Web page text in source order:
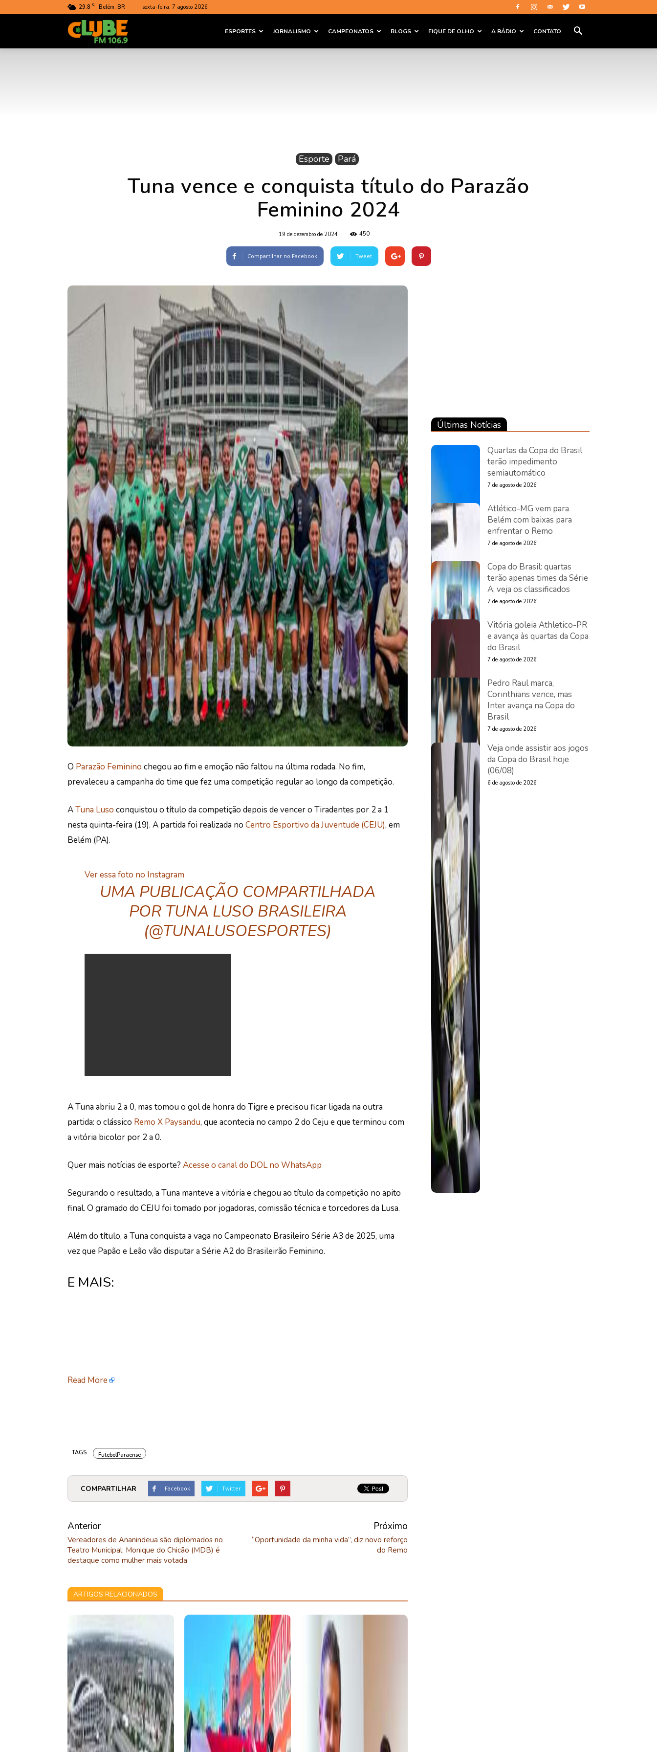
29.8 C Belém, BR sexta-feira, 7 agosto 2026
ESPORTES JORNALISMO CAMPEONATOS BLOGS FIQUE DE OLHO A RÁDIO CONTATO
Esporte Pará
Tuna vence e conquista título do Parazão
Feminino 2024
19 de dezembro de 2024 450
Compartilhar no Facebook Tweet
O Parazão Feminino chegou ao fim e emoção não faltou na última rodada. No fim,
prevaleceu a campanha do time que fez uma competição regular ao longo da competição.
ATuna Luso conquistou o título da competição depois de vencer o Tiradentes por 2 a 1
nesta quinta-feira (19). A partida foi realizada no Centro Esportivo da Juventude (CEJU), em
Belém (PA).
Ver essa foto no Instagram
UMA PUBLICAÇÃO COMPARTILHADA
POR TUNA LUSO BRASILEIRA
(@TUNALUSOESPORTES)
A Tuna abriu 2 a 0, mas tomou o gol de honra do Tigre e precisou ficar ligada na outra
partida: o clássico Remo X Paysandu, que acontecia no campo 2 do Ceju e queterminou com
a vitória bicolor por 2 a 0.
Quer mais notícias de esporte? Acesse o canal do DOL no WhatsApp
Segurando o resultado, aTuna manteve a vitória e chegou ao título da competição no apito
final. O gramado do CEJU foi tomado por jogadoras, comissão técnica e torcedores da Lusa.
Além do título, aTuna conquista a vaga no Campeonato Brasileiro Série A3 de 2025, uma
vez que Papão e Leão vão disputar a Série A2 do Brasileirão Feminino.
E MAIS:
Read More
TAGS FutebolParaense
COMPARTILHAR Facebook Twitter
Anterior
Vereadores de Ananindeua são diplomados no
Teatro Municipal; Monique do Chicão (MDB) é
destaque como mulher mais votada
Próximo
“Oportunidade da minha vida”, diz novo reforço
do Remo
ARTIGOS RELACIONADOS
Últimas Notícias
Quartas da Copa do Brasil
terão impedimento
semiautomático
7 de agosto de 2026
Atlético-MG vem para
Belém com baixas para
enfrentar o Remo
7 de agosto de 2026
Copa do Brasil: quartas
terão apenas times da Série
A; veja os classificados
7 de agosto de 2026
Vitória goleia Athletico-PR
e avança às quartas da Copa
do Brasil
7 de agosto de 2026
Pedro Raul marca,
Corinthians vence, mas
Inter avança na Copa do
Brasil
7 de agosto de 2026
Veja onde assistir aos jogos
da Copa do Brasil hoje
(06/08)
6 de agosto de 2026